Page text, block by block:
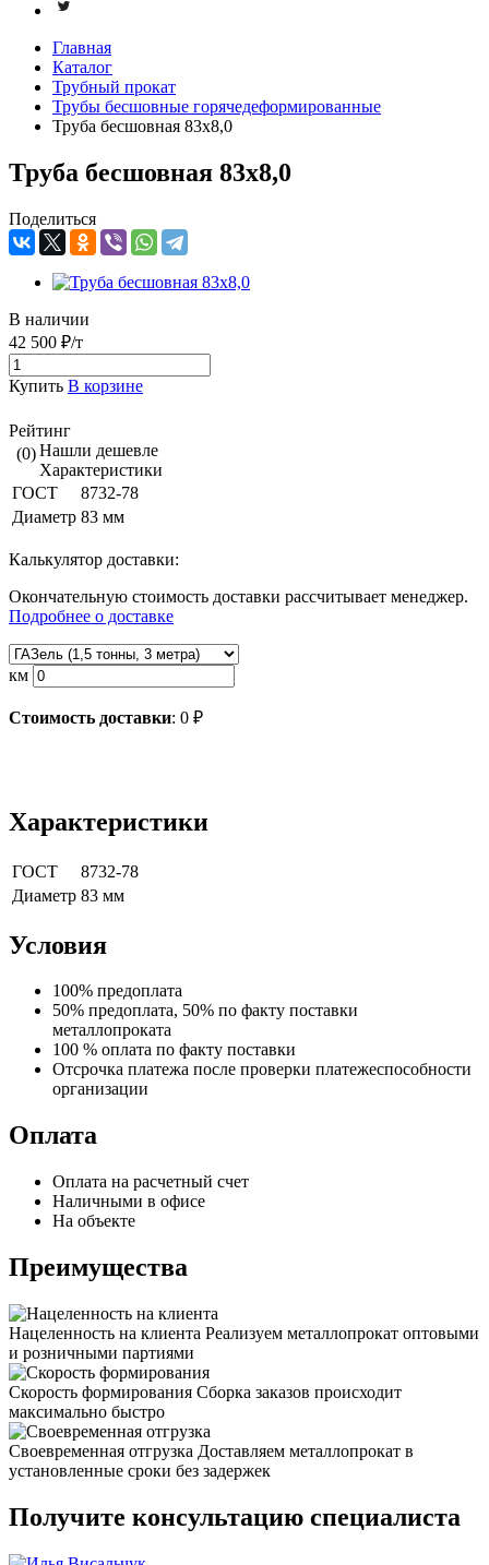
Главная
Каталог
Трубный прокат
Трубы бесшовные горячедеформированные
Труба бесшовная 83х8,0
Труба бесшовная 83х8,0
Поделиться
В наличии
42 500 ₽/т
Купить В корзине
Рейтинг
(0)Нашли дешевле
Характеристики
ГОСТ
8732-78
Диаметр 83 мм
Калькулятор доставки:
Окончательную стоимость доставки рассчитывает менеджер.
Подробнее о доставке
км
Стоимость доставки: 0 ₽
Характеристики
ГОСТ
8732-78
Диаметр 83 мм
Условия
100% предоплата
50% предоплата, 50% по факту поставки
металлопроката
100 % оплата по факту поставки
Отсрочка платежа после проверки платежеспособности
организации
Оплата
Оплата на расчетный счет
Наличными в офисе
На объекте
Преимущества
Нацеленность на клиента Реализуем металлопрокат оптовыми
и розничными партиями
Скорость формирования Сборка заказов происходит
максимально быстро
Своевременная отгрузка Доставляем металлопрокат в
установленные сроки без задержек
Получите консультацию специалиста